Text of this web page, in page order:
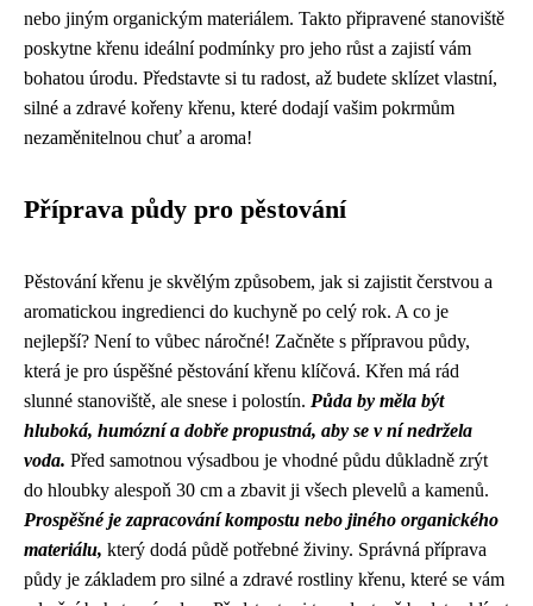
nebo jiným organickým materiálem. Takto připravené stanoviště
poskytne křenu ideální podmínky pro jeho růst a zajistí vám
bohatou úrodu. Představte si tu radost, až budete sklízet vlastní,
silné a zdravé kořeny křenu, které dodají vašim pokrmům
nezaměnitelnou chuť a aroma!
Příprava půdy pro pěstování
Pěstování křenu je skvělým způsobem, jak si zajistit čerstvou a
aromatickou ingredienci do kuchyně po celý rok. A co je
nejlepší? Není to vůbec náročné! Začněte s přípravou půdy,
která je pro úspěšné pěstování křenu klíčová. Křen má rád
slunné stanoviště, ale snese i polostín. Půda by měla být
hluboká, humózní a dobře propustná, aby se v ní nedržela
voda. Před samotnou výsadbou je vhodné půdu důkladně zrýt
do hloubky alespoň 30 cm a zbavit ji všech plevelů a kamenů.
Prospěšné je zapracování kompostu nebo jiného organického
materiálu, který dodá půdě potřebné živiny. Správná příprava
půdy je základem pro silné a zdravé rostliny křenu, které se vám